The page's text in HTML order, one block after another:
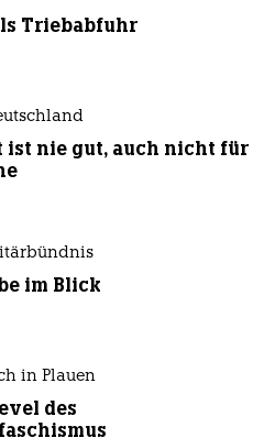
Triebabfuhr
ist nie gut, auch nicht für
im Blick
in Plauen
des